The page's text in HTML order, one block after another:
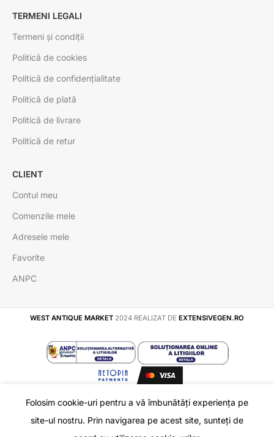
TERMENI LEGALI
Termeni și condiții
Politică de cookies
Politică de confidențialitate
Politică de plată
Politică de livrare
Politică de retur
CLIENT
Contul meu
Comenzile mele
Adresele mele
Favorite
ANPC
WEST ANTIQUE MARKET 2024 REALIZAT DE EXTENSIVEGEN.RO
Folosim cookie-uri pentru a vă îmbunătăți experiența pe
site-ul nostru. Prin navigarea pe acest site, sunteți de
Colier Sirag din
75 lei
În
ADAUGĂ